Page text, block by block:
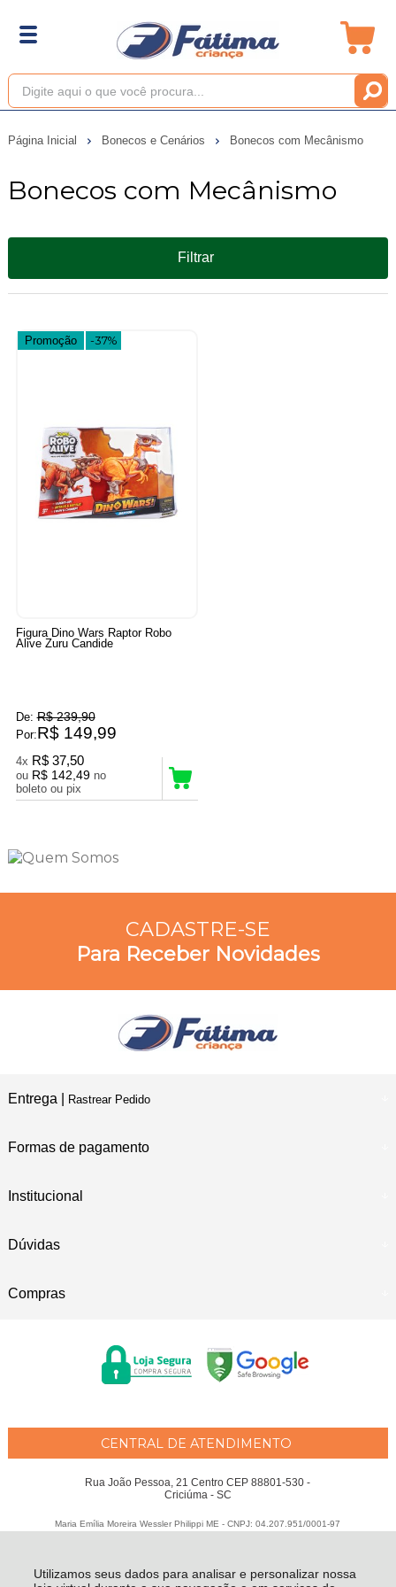
Utilizamos seus dados para analisar e personalizar nossa
Página Inicial Bonecos e Cenários Bonecos com Mecânismo
Bonecos com Mecânismo
Filtrar
Promoção -37%
Figura Dino Wars Raptor Robo
Alive Zuru Candide
De: R$ 239,90
Por:R$ 149,99
4x R$ 37,50
ou R$ 142,49 no
boleto ou pix
CADASTRE-SE
Para Receber Novidades
Entrega | Rastrear Pedido
Formas de pagamento
Institucional
Dúvidas
Compras
CENTRAL DE ATENDIMENTO
Rua João Pessoa, 21 Centro CEP 88801-530 -
Criciúma - SC
Maria Emília Moreira Wessler Philippi ME - CNPJ: 04.207.951/0001-97